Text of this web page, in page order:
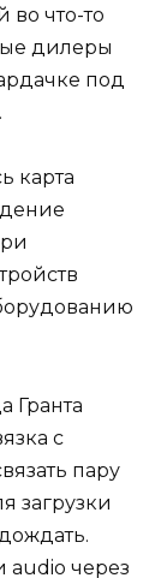
во что-то
дилеры
под
карта
Гранта
с
пару
загрузки
audio через